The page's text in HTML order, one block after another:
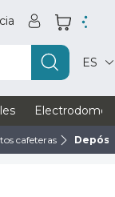
ES
cafeteras